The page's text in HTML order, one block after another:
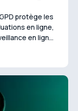
protège les
en ligne,
en ligne.
tests en ligne